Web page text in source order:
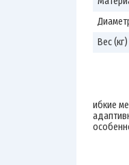
Вес (кг)
ибкие